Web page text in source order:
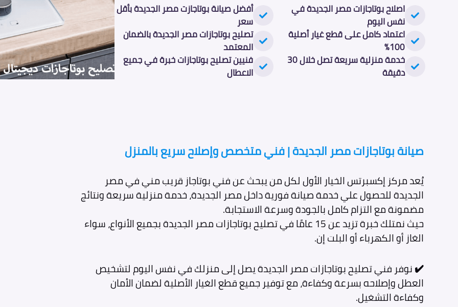
اصلاح بوتاجازات مصر الجديدة في
نفس اليوم
اعتماد كامل على قطع غيار أصلية
100%
خدمة منزلية سريعة تصل خلال 30
دقيقة
أفضل صيانة بوتاجازت مصر الجديدة بأقل
سعر
تصليح بوتاجازات مصر الجديدة بالضمان
المعتمد
فنيين تصليح بوتاجازات خبرة في جميع
الاعطال
صيانة بوتاجازات مصر الجديدة | فني متخصص وإصلاح سريع بالمنزل
يُعد مركز إكسبرتس الخيار الأول لكل من يبحث عن فني بوتاجاز قريب مني في مصر
الجديدة للحصول علي خدمة صيانة فورية داخل مصر الجديدة، خدمة منزلية سريعة ونتائج
مضمونة مع التزام كامل بالجودة وسرعة الاستجابة.
حيث نمتلك خبرة تزيد عن 15 عامًا في تصليح بوتاجازات مصر الجديدة بجميع الأنواع، سواء
الغاز أو الكهرباء أو البلت إن.
✔️نوفر فني تصليح بوتاجازات مصر الجديدة يصل إلى منزلك في نفس اليوم لتشخيص
العطل وإصلاحه بسرعة وكفاءة، مع توفير جميع قطع الغيار الأصلية لضمان الأمان
وكفاءة التشغيل.